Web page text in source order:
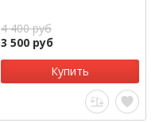
4 400 руб
3 500 руб
Купить